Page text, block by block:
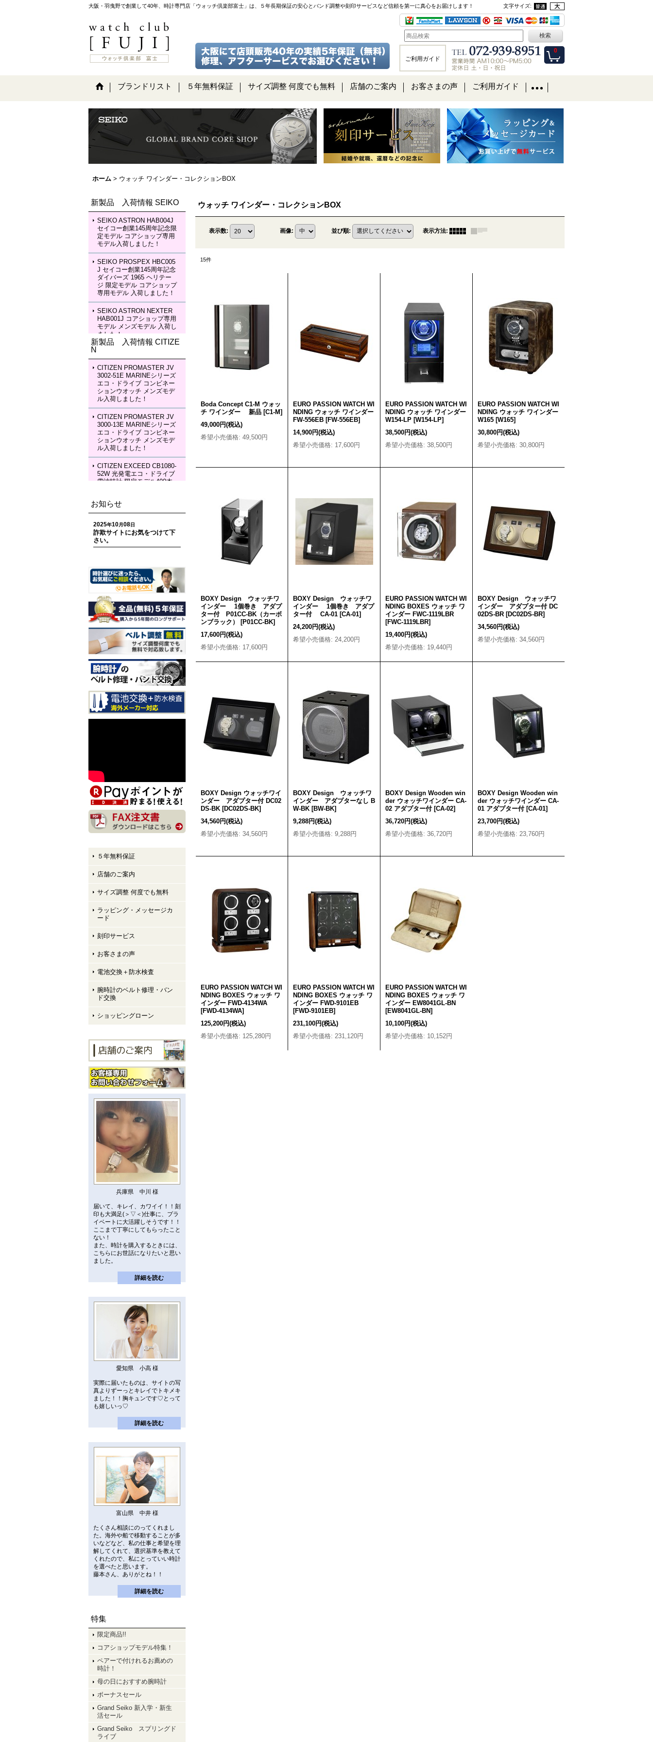
大阪・羽曳野で創業して40年、時計専門店「ウォッチ倶楽部富士」は、５年長期保証の安心とバンド調整や刻印サービスなど信頼を第一に真心をお届けします！ 文字サイズ:
0
ご利用ガイド
ブランドリスト ５年無料保証 サイズ調整 何度でも無料 店舗のご案内 お客さまの声 ご利用ガイド
ホーム > ウォッチ ワインダー・コレクションBOX
新製品 入荷情報 SEIKO
SEIKO ASTRON HAB004J
セイコー創業145周年記念限
定モデル コアショップ専用
モデル入荷しました！
SEIKO PROSPEX HBC005
J セイコー創業145周年記念
ダイバーズ 1965 ヘリテー
ジ 限定モデル コアショップ
専用モデル 入荷しました！
SEIKO ASTRON NEXTER
HAB001J コアショップ専用
モデル メンズモデル 入荷し
ました！
HAB002J コアショップ専用
モデル メンズモデル 入荷し
ました！
SEIKO LUKIA HEA003J LU
KIA Grow with DAICHI MIU
RA Limited Edition レディー
スモデル 入荷しました！
SEIKO LUKIA HEA004J LU
KIA Grow with DAICHI MIU
RA Limited Edition メカニカ
ルウォッチ レディースモデ
ル 入荷しました！
新製品 入荷情報 CITIZE
N
CITIZEN PROMASTER JV
3002-51E MARINEシリーズ
エコ・ドライブ コンビネー
ションウオッチ メンズモデ
ル入荷しました！
CITIZEN PROMASTER JV
3000-13E MARINEシリーズ
エコ・ドライブ コンビネー
ションウオッチ メンズモデ
ル入荷しました！
CITIZEN EXCEED CB1080-
52W 光発電エコ・ドライブ
電波時計 限定モデル400本
CITIZEN EXCEED EC1120-
59W 光発電エコ・ドライブ
電波時計 限定モデル400本
ペアモデル レディースモデ
ル 入荷しました！
80H ACT Line 光発電エコ・
ドライブ GPS衛星電波時計
限定モデル 世界限定1,800
本 メンズモデル 入荷しまし
た！
CITIZEN ATTESA CC4078-
51E ACT Line LIGHT in BL
ACK Eco-Drive 50th Anniver
sary Edition メンズモデル
入荷しました！
CITIZEN EXCEED CB1147-
61E LIGHT in BLACK Eco-
Drive 50th Anniversary Editi
on メンズモデル 入荷しま
した！
CITIZEN ATTESA AT8384-5
n ES9495-59E LIGHT in BL
ACK Eco-Drive 50th Anniver
sary Edition レディースモデ
ル 入荷しました！
お知らせ
2025年10月 08日
詐欺サイトにお気をつけて下
さい。
５年無料保証
店舗のご案内
サイズ調整 何度でも無料
ラッピング・メッセージカ
ード
刻印サービス
お客さまの声
電池交換＋防水検査
腕時計のベルト修理・バン
ド交換
ショッピングローン
兵庫県 中川 様
届いて、キレイ、カワイイ！！刻
印も大満足(＞▽＜)仕事に、プラ
イベートに大活躍しそうです！！
ここまで丁寧にしてもらったこと
ない！
また、時計を購入するときには、
こちらにお世話になりたいと思い
ました。
詳細を読む
愛知県 小高 様
実際に届いたものは、サイトの写
真よりずーっとキレイでトキメキ
ました！！胸キュンです♡とって
も嬉しいっ♡
詳細を読む
富山県 中井 様
たくさん相談にのってくれまし
た。海外や船で移動することが多
いなどなど、私の仕事と希望を理
解してくれて、選択基準を教えて
くれたので、私にとっていい時計
を選べたと思います。
藤本さん、ありがとね！！
詳細を読む
特集
限定商品!!
コアショップモデル特集！
ペアーで付けれるお薦めの
時計！
母の日におすすめ腕時計
ボーナスセール
Grand Seiko 新入学・新生
活セール
Grand Seiko スプリングド
ライブ
ウォッチ ワインダー・コレクションBOX
表示数: 画像: 並び順: 表示方法:
15件
Boda Concept C1-M ウォッ
チ ワインダー 新品 [C1-M]
49,000円(税込)
希望小売価格: 49,500円
EURO PASSION WATCH WI
NDING ウォッチ ワインダー
FW-556EB [FW-556EB]
14,900円(税込)
希望小売価格: 17,600円
EURO PASSION WATCH WI
NDING ウォッチ ワインダー
W154-LP [W154-LP]
38,500円(税込)
希望小売価格: 38,500円
EURO PASSION WATCH WI
NDING ウォッチ ワインダー
W165 [W165]
30,800円(税込)
希望小売価格: 30,800円
BOXY Design ウォッチワ
インダー 1個巻き アダプ
ター付 P01CC-BK（カーボ
ンブラック）
[P01CC-BK]
17,600円(税込)
希望小売価格: 17,600円
BOXY Design ウォッチワ
インダー 1個巻き アダプ
ター付 CA-01 [CA-01]
24,200円(税込)
希望小売価格: 24,200円
EURO PASSION WATCH WI
NDING BOXES ウォッチ ワ
インダー FWC-1119LBR
[FWC-1119LBR]
19,400円(税込)
希望小売価格: 19,440円
BOXY Design ウォッチワ
インダー アダプター付 DC
02DS-BR [DC02DS-BR]
34,560円(税込)
希望小売価格: 34,560円
BOXY Design ウォッチワイ
ンダー アダプター付 DC02
DS-BK [DC02DS-BK]
34,560円(税込)
希望小売価格: 34,560円
BOXY Design ウォッチワ
インダー アダプターなし B
W-BK [BW-BK]
9,288円(税込)
希望小売価格: 9,288円
BOXY Design Wooden win
der ウォッチワインダー CA-
02 アダプター付 [CA-02]
36,720円(税込)
希望小売価格: 36,720円
BOXY Design Wooden win
der ウォッチワインダー CA-
01 アダプター付 [CA-01]
23,700円(税込)
希望小売価格: 23,760円
EURO PASSION WATCH WI
NDING BOXES ウォッチ ワ
インダー FWD-4134WA
[FWD-4134WA]
125,200円(税込)
希望小売価格: 125,280円
EURO PASSION WATCH WI
NDING BOXES ウォッチ ワ
インダー FWD-9101EB
[FWD-9101EB]
231,100円(税込)
希望小売価格: 231,120円
EURO PASSION WATCH WI
NDING BOXES ウォッチ ワ
インダー EW8041GL-BN
[EW8041GL-BN]
10,100円(税込)
希望小売価格: 10,152円